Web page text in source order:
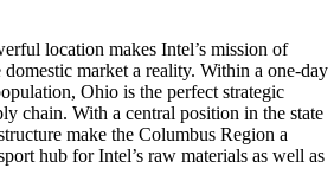
location makes Intel’s mission of
market a reality. Within a one-day
Ohio is the perfect strategic
chain. With a central position in the state
make the Columbus Region a
hub for Intel’s raw materials as well as